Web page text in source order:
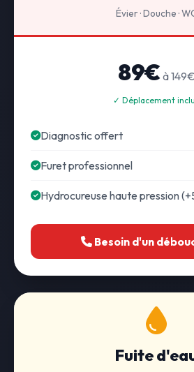
Évier · Douche ·
89€ à 149€
✓ Déplacement
Diagnostic offert
Furet professionnel
Hydrocureuse haute pression
Besoin d'un
Fuite